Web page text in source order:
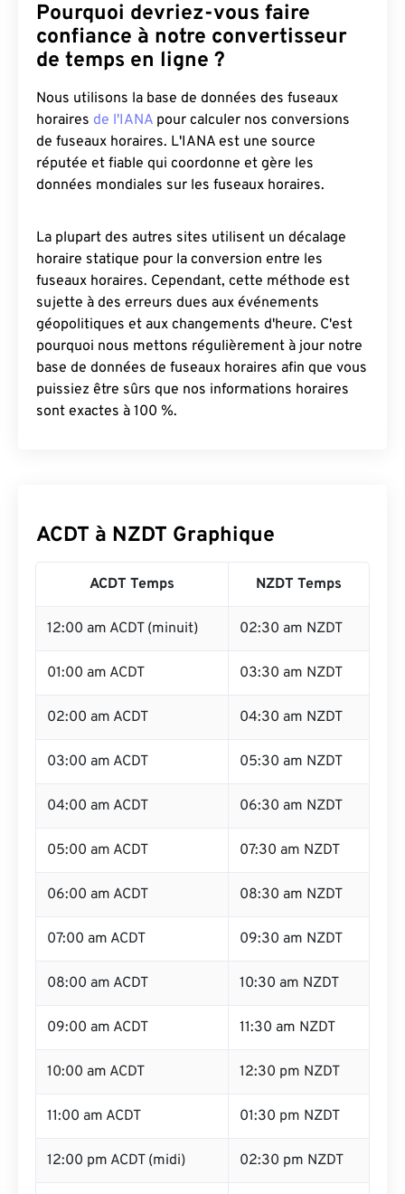
Pourquoi devriez-vous faire
confiance à notre convertisseur
de temps en ligne ?
Nous utilisons la base de données des fuseaux
horaires de l'IANA pour calculer nos conversions
de fuseaux horaires. L'IANA est une source
réputée et fiable qui coordonne et gère les
données mondiales sur les fuseaux horaires.
La plupart des autres sites utilisent un décalage
horaire statique pour la conversion entre les
fuseaux horaires. Cependant, cette méthode est
sujette à des erreurs dues aux événements
géopolitiques et aux changements d'heure. C'est
pourquoi nous mettons régulièrement à jour notre
base de données de fuseaux horaires afin que vous
puissiez être sûrs que nos informations horaires
sont exactes à 100 %.
ACDT à NZDT Graphique
ACDT Temps NZDT Temps
12:00 am ACDT (minuit) 02:30 am NZDT
01:00 am ACDT 03:30 am NZDT
02:00 am ACDT 04:30 am NZDT
03:00 am ACDT 05:30 am NZDT
04:00 am ACDT 06:30 am NZDT
05:00 am ACDT 07:30 am NZDT
06:00 am ACDT 08:30 am NZDT
07:00 am ACDT 09:30 am NZDT
08:00 am ACDT 10:30 am NZDT
09:00 am ACDT 11:30 am NZDT
10:00 am ACDT 12:30 pm NZDT
11:00 am ACDT 01:30 pm NZDT
12:00 pm ACDT (midi) 02:30 pm NZDT